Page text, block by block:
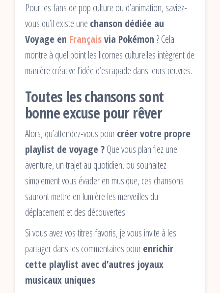
Pour les fans de pop culture ou d’animation, saviez-
vous qu’il existe une chanson dédiée au
Voyage en Françaisvia Pokémon ? Cela
montre à quel point les licornes culturelles intègrent de
manière créative l’idée d’escapade dans leurs œuvres.
Toutes les chansons sont
bonne excuse pour rêver
Alors, qu’attendez-vous pourcréer votre propre
playlist de voyage ?Que vous planifiez une
aventure, un trajet au quotidien, ou souhaitez
simplement vous évader en musique, ces chansons
sauront mettre en lumière les merveilles du
déplacement et des découvertes.
Si vous avez vos titres favoris, je vous invite à les
partager dans les commentaires pourenrichir
cette playlist avec d’autres joyaux
musicaux uniques.